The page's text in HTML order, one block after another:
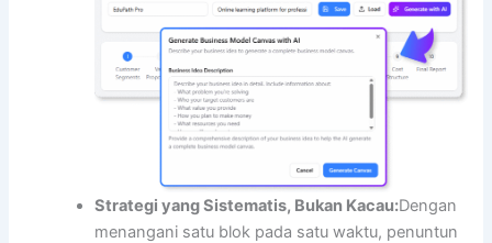
Strategi yang Sistematis, Bukan Kacau:Dengan
menangani satu blok pada satu waktu, penuntun